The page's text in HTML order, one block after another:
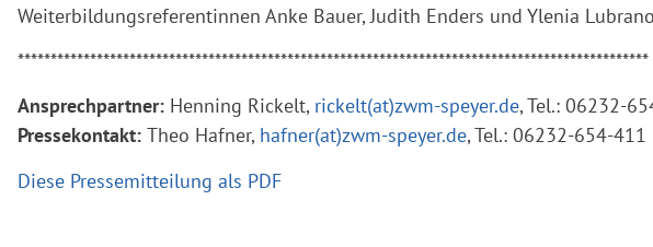
Weiterbildungsreferentinnen Anke Bauer, Judith Enders und Ylenia
************************************************************************************************
Ansprechpartner: Henning Rickelt, rickelt(at)zwm-speyer.de, Tel.: 06232-
Pressekontakt: Theo Hafner, hafner(at)zwm-speyer.de, Tel.: 06232-654-411
Diese Pressemitteilung als PDF